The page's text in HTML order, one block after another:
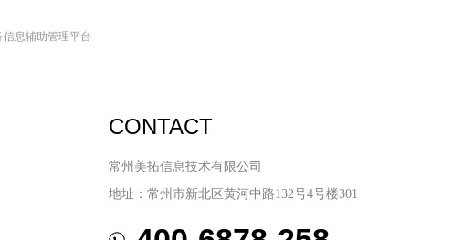
信息辅助管理平台
CONTACT
常州美拓信息技术有限公司
地址：常州市新北区黄河中路132号4号楼301